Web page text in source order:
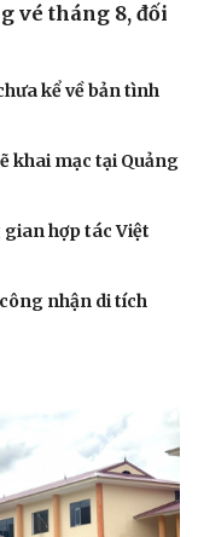
vé tháng 8, đối
kể về bản tình
khai mạc tại Quảng
hợp tác Việt
nhận di tích